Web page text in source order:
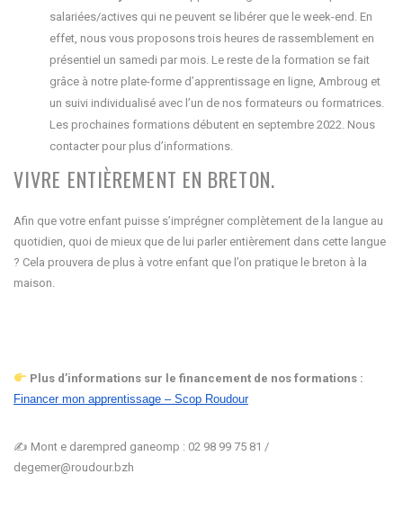
salariées/actives qui ne peuvent se libérer que le week-end. En
effet, nous vous proposons trois heures de rassemblement en
présentiel un samedi par mois. Le reste de la formation se fait
grâce à notre plate-forme d’apprentissage en ligne, Ambroug et
un suivi individualisé avec l’un de nos formateurs ou formatrices.
Les prochaines formations débutent en septembre 2022. Nous
contacter pour plus d’informations.
VIVRE ENTIÈREMENT EN BRETON.
Afin que votre enfant puisse s’imprégner complètement de la langue au
quotidien, quoi de mieux que de lui parler entièrement dans cette langue
? Cela prouvera de plus à votre enfant que l’on pratique le breton à la
maison.
Plus d’informations sur le financement de nos formations :
Financer mon apprentissage – Scop Roudour
✍️ Mont e darempred ganeomp : 02 98 99 75 81 /
degemer@roudour.bzh